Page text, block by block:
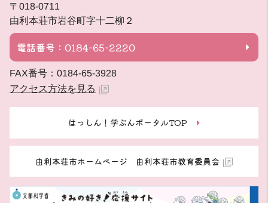
〒018-0711
由利本荘市岩谷町字十二柳２
電話番号：0184-65-2220
FAX番号：0184-65-3928
アクセス方法を見る
はっしん！学ぶんポータルTOP
由利本荘市ホームページ 由利本荘市教育委員会